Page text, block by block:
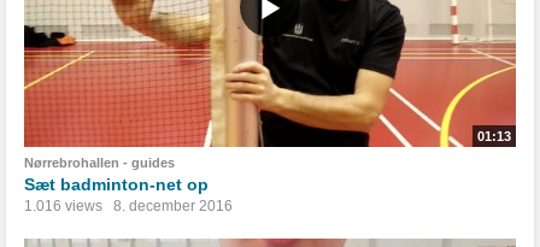
01:13
Nørrebrohallen - guides
Sæt badminton-net op
1.016 views 8. december 2016